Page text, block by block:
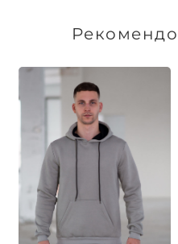
виготовлення